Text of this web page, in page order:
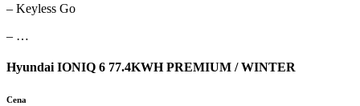
– Keyless Go
– …
Hyundai IONIQ 6 77.4KWH PREMIUM / WINTER
Cena